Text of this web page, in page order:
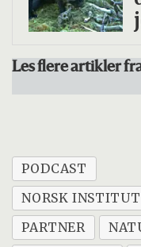
Les flere artikler
PODCAST
NORSK
PARTNER